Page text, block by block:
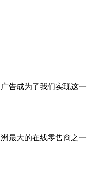
成为了我们实现这
大的在线零售商之